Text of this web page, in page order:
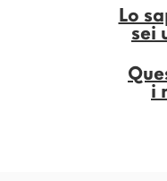
Lo
sei
i